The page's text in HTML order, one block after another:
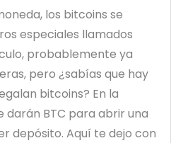
los bitcoins se
especiales llamados
probablemente ya
pero ¿sabías que hay
bitcoins? En la
darán BTC para abrir una
depósito. Aquí te dejo con